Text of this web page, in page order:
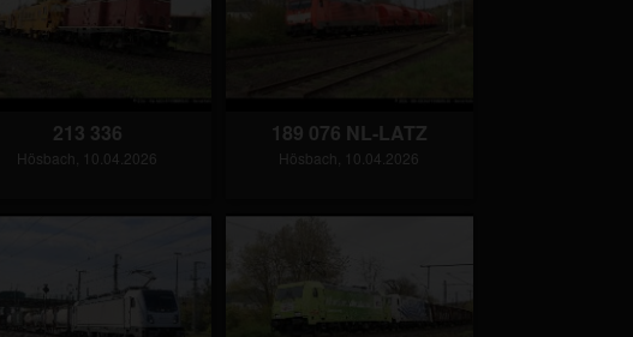
213 336
Hösbach, 10.04.2026
189 076 NL-LATZ
Hösbach, 10.04.2026